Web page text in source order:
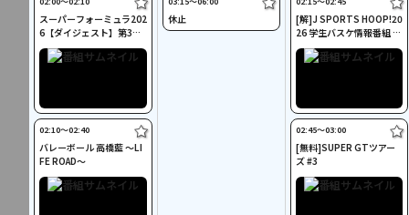
スーパーフォーミュラ202
6【ダイジェスト】第3戦
富士スピードウェイ
02:10〜02:40
バレーボール 高橋藍 ～LI
FE ROAD～
休止
[解]J SPORTS HOOP!20
26 学生バスケ情報番組 #
7
02:45〜03:00
[無料]SUPER GTツアー
ズ #3